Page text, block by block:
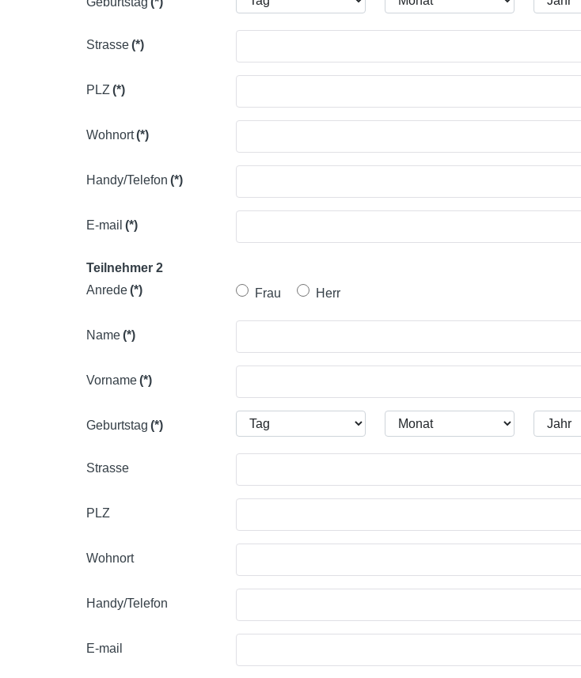
Strasse(*)
PLZ (*)
Wohnort(*)
Handy/Telefon (*)
E-mail (*)
Teilnehmer 2
Anrede(*) Frau Herr
Name(*)
Vorname(*)
Geburtstag (*)
Strasse
PLZ
Wohnort
Handy/Telefon
E-mail